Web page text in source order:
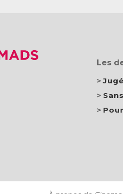
Les